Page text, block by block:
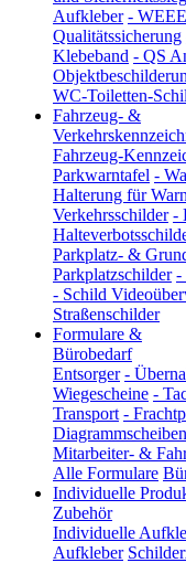
Aufkleber -
Qualitätssicherung
Klebeband - QS
WC-Toiletten-
Fahrzeug- &
Fahrzeug-
Parkwarntafel -
Halterung für
Verkehrsschilder -
Parkplatz- &
Parkplatzschilder -
- Schild
Straßenschilder
Formulare &
Bürobedarf
Entsorger -
Wiegescheine -
Transport -
Mitarbeiter- &
Alle Formulare
Individuelle
Zubehör
Individuelle
Aufkleber